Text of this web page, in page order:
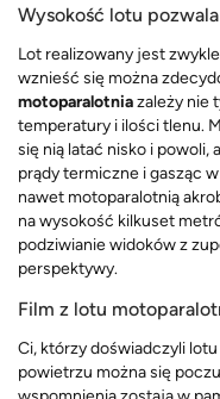
Wysokość lotu
Lot realizowany jest
wznieść się można
motoparalotniazależy nie
temperatury i ilości tlenu.
się nią latać nisko i powoli,
prądy termiczne i gasząc
nawet motoparalotnią
na wysokość kilkuset
podziwianie widoków z
perspektywy.
Film z lotu
Ci, którzy doświadczyli
powietrzu można się